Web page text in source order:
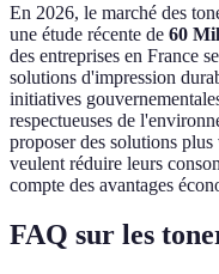
En 2026, le marché des
une étude récente de 60
des entreprises en France
solutions d'impression
initiatives
respectueuses de
proposer des solutions
veulent réduire leurs
compte des avantages
FAQ sur les